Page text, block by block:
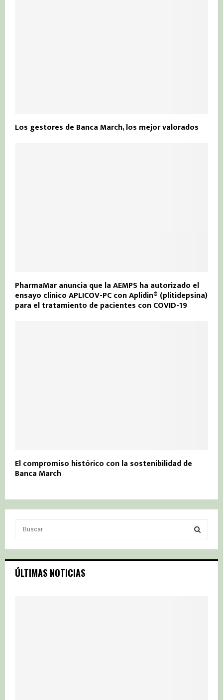
Los gestores de Banca March, los mejor valorados
PharmaMar anuncia que la AEMPS ha autorizado el
ensayo clínico APLICOV-PC con Aplidin® (plitidepsina)
para el tratamiento de pacientes con COVID-19
El compromiso histórico con la sostenibilidad de
Banca March
c
h
S
ÚLTIMAS NOTICIAS